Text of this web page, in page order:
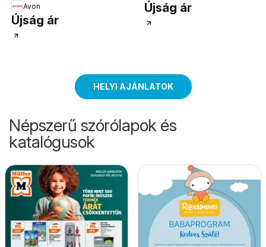
Avon
Újság ár
Újság ár
HELYI AJÁNLATOK
Népszerű szórólapok és
katalógusok